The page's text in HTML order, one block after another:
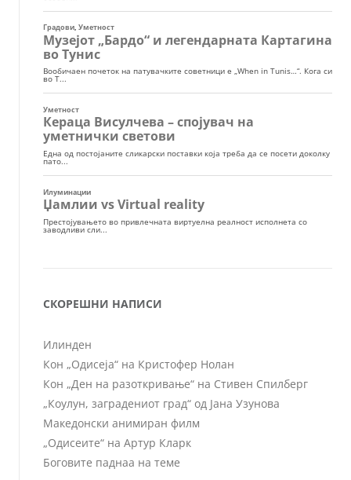
СКОРЕШНИ НАПИСИ
Илинден
Кон „Одисеја“ на Кристофер Нолан
Кон „Ден на разоткривање“ на Стивен Спилберг
„Коулун, заградениот град“ од Јана Узунова
Македонски анимиран филм
„Одисеите“ на Артур Кларк
Боговите паднаа на теме